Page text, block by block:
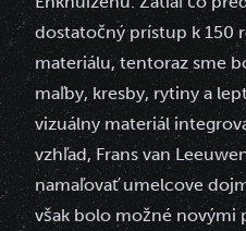
dostatočný prístup k 150
materiálu, tentoraz sme
maľby, kresby, rytiny a
vizuálny materiál
vzhľad, Frans van
namaľovať umelcove
však bolo možné novými